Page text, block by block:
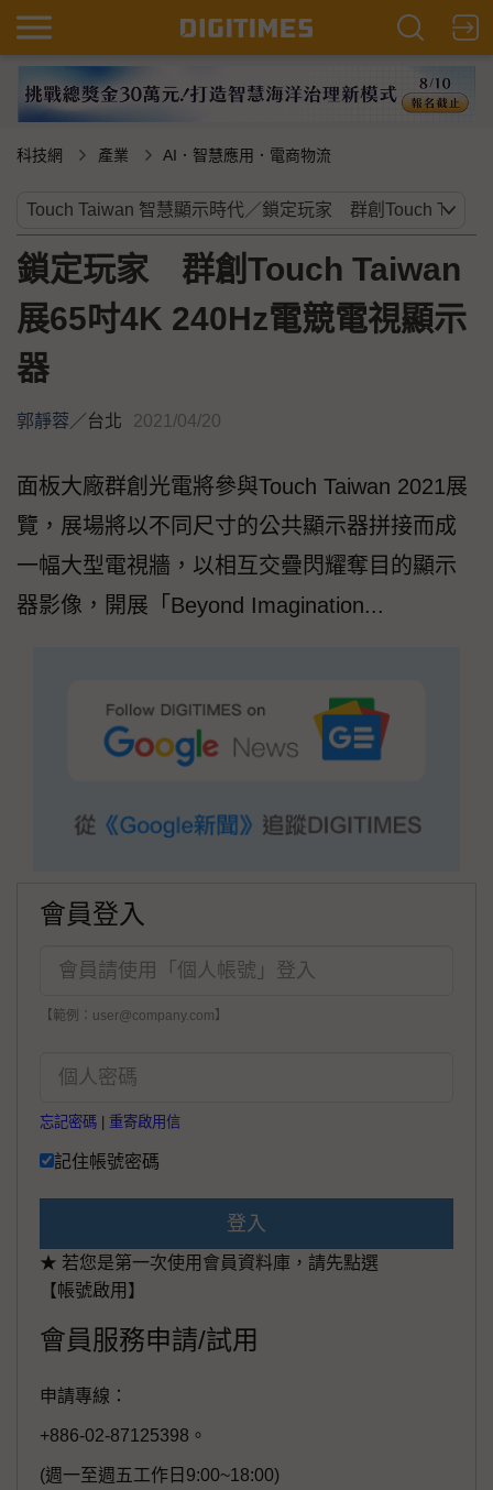
科技網 產業 AI．智慧應用．電商物流
鎖定玩家 群創Touch Taiwan
展65吋4K 240Hz電競電視顯示
器
郭靜蓉／台北 2021/04/20
面板大廠群創光電將參與Touch Taiwan 2021展
覽，展場將以不同尺寸的公共顯示器拼接而成
一幅大型電視牆，以相互交疊閃耀奪目的顯示
器影像，開展「Beyond Imagination...
會員登入
【範例：user@company.com】
忘記密碼 重寄啟用信
記住帳號密碼
登入
★ 若您是第一次使用會員資料庫，請先點選
【帳號啟用】
會員服務申請/試用
申請專線：
+886-02-87125398。
(週一至週五工作日9:00~18:00)